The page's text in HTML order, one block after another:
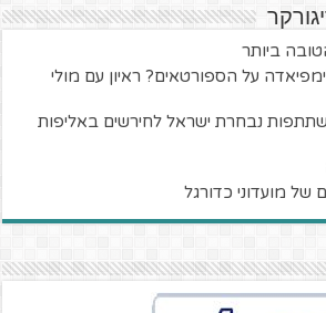
ביותר
על הספורטאים? ראיון עם מולי
נבחרת ישראל לחירשים באליפות
של מועדוני כדורגל